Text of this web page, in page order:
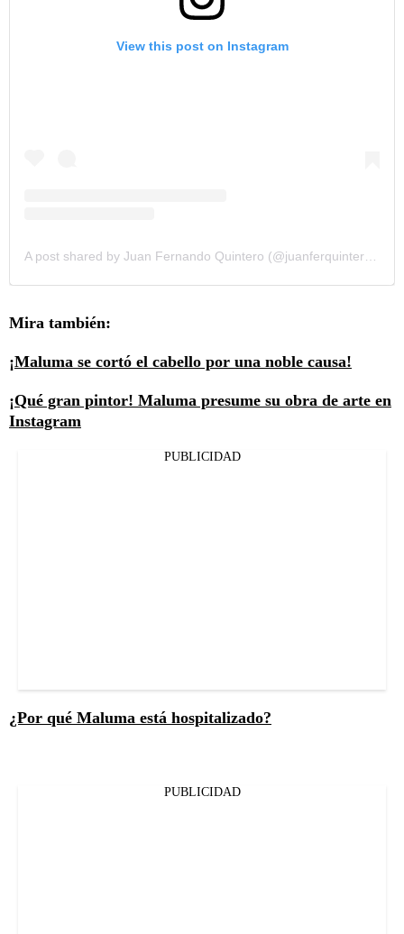
View this post on Instagram
A post shared by Juan Fernando Quintero (@juanferquinterop)
Mira también:
¡Maluma se cortó el cabello por una noble causa!
¡Qué gran pintor! Maluma presume su obra de arte en
Instagram
PUBLICIDAD
¿Por qué Maluma está hospitalizado?
PUBLICIDAD